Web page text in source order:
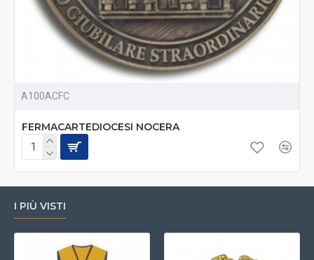
A100ACFC
FERMACARTEDIOCESI NOCERA
I PIÙ VISTI